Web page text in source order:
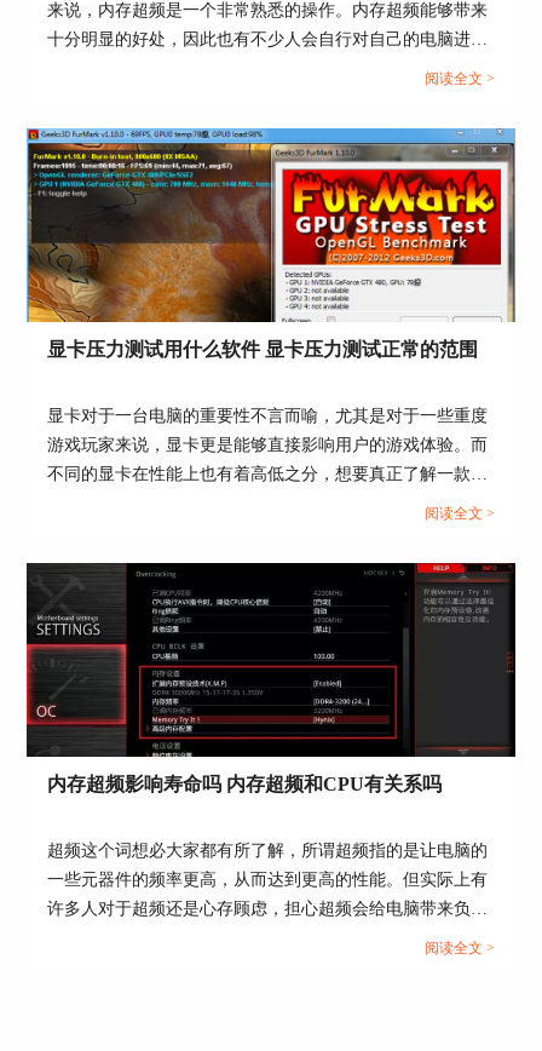
图二：进入设备管理器界面
在完成了对设备基本信息的了解后，下面可以
使用专业的第三方软件进行验机了。在这里推荐使
用AIDA64专业检测软件来进行验机。
打开软件界面后，可以看到各项关于验机的基
本内容属性。在其中选择我们需要验机的具体硬
件，选择进入后就能查看相关的具体信息了，同样
也可以对数据信息加以对比，从而检测出电脑设备
图三：打开AIDA64软件界面
在软件中不仅能够进行设备硬件的检测，还可
以检测系统的稳定性，使得用户了解电脑的实时运
来说，内存超频是一个非常熟悉的操作。内存超频能够带来
十分明显的好处，因此也有不少人会自行对自己的电脑进行
超频，可实际上，内存超频也会给电脑带来一定的风险和影
超频怎么测试稳定性。...
阅读全文 >
显卡压力测试用什么软件 显卡压力测试正常的范围
显卡对于一台电脑的重要性不言而喻，尤其是对于一些重度
游戏玩家来说，显卡更是能够直接影响用户的游戏体验。而
不同的显卡在性能上也有着高低之分，想要真正了解一款显
卡的性能，只看厂商公布的纸面数据是不够的，我们还需要
软件，显卡压力测试正常的范围。...
阅读全文 >
内存超频影响寿命吗 内存超频和CPU有关系吗
超频这个词想必大家都有所了解，所谓超频指的是让电脑的
一些元器件的频率更高，从而达到更高的性能。但实际上有
许多人对于超频还是心存顾虑，担心超频会给电脑带来负面
影响，那么我们今天就来说一说内存超频影响寿命吗，内存
阅读全文 >